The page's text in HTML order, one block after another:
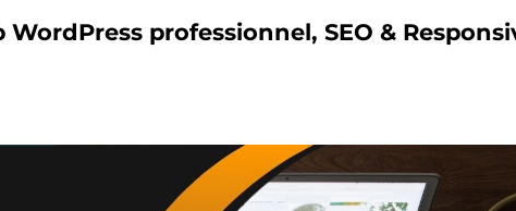
professionnel, SEO &